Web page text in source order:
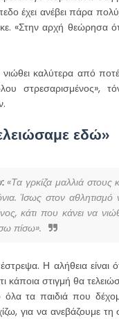
έχει ανέβει πάρα
«Στην αρχή θεώρησα
καλύτερα από
στρεσαρισμένος»,
εδώ»
«Τα γρκίζα μαλλιά
Ίσως στον
κάτι που κάνει να
πίσω».
Η αλήθεια είναι
στιγμή θα
τα παιδιά που
για να ανεβάζουμε